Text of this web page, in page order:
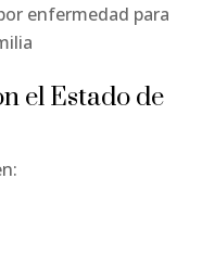
enfermedad para
el Estado de